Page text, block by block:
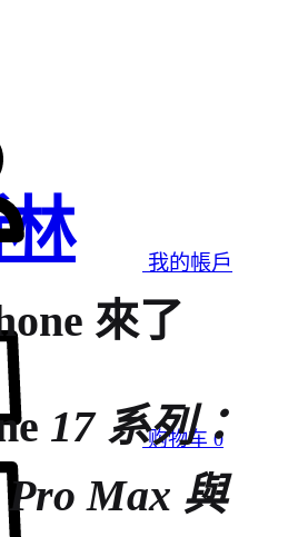
我的帳戶
购物车 0
來了
17 系列：
Max 與